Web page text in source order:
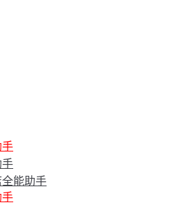
手
手
能助手
手